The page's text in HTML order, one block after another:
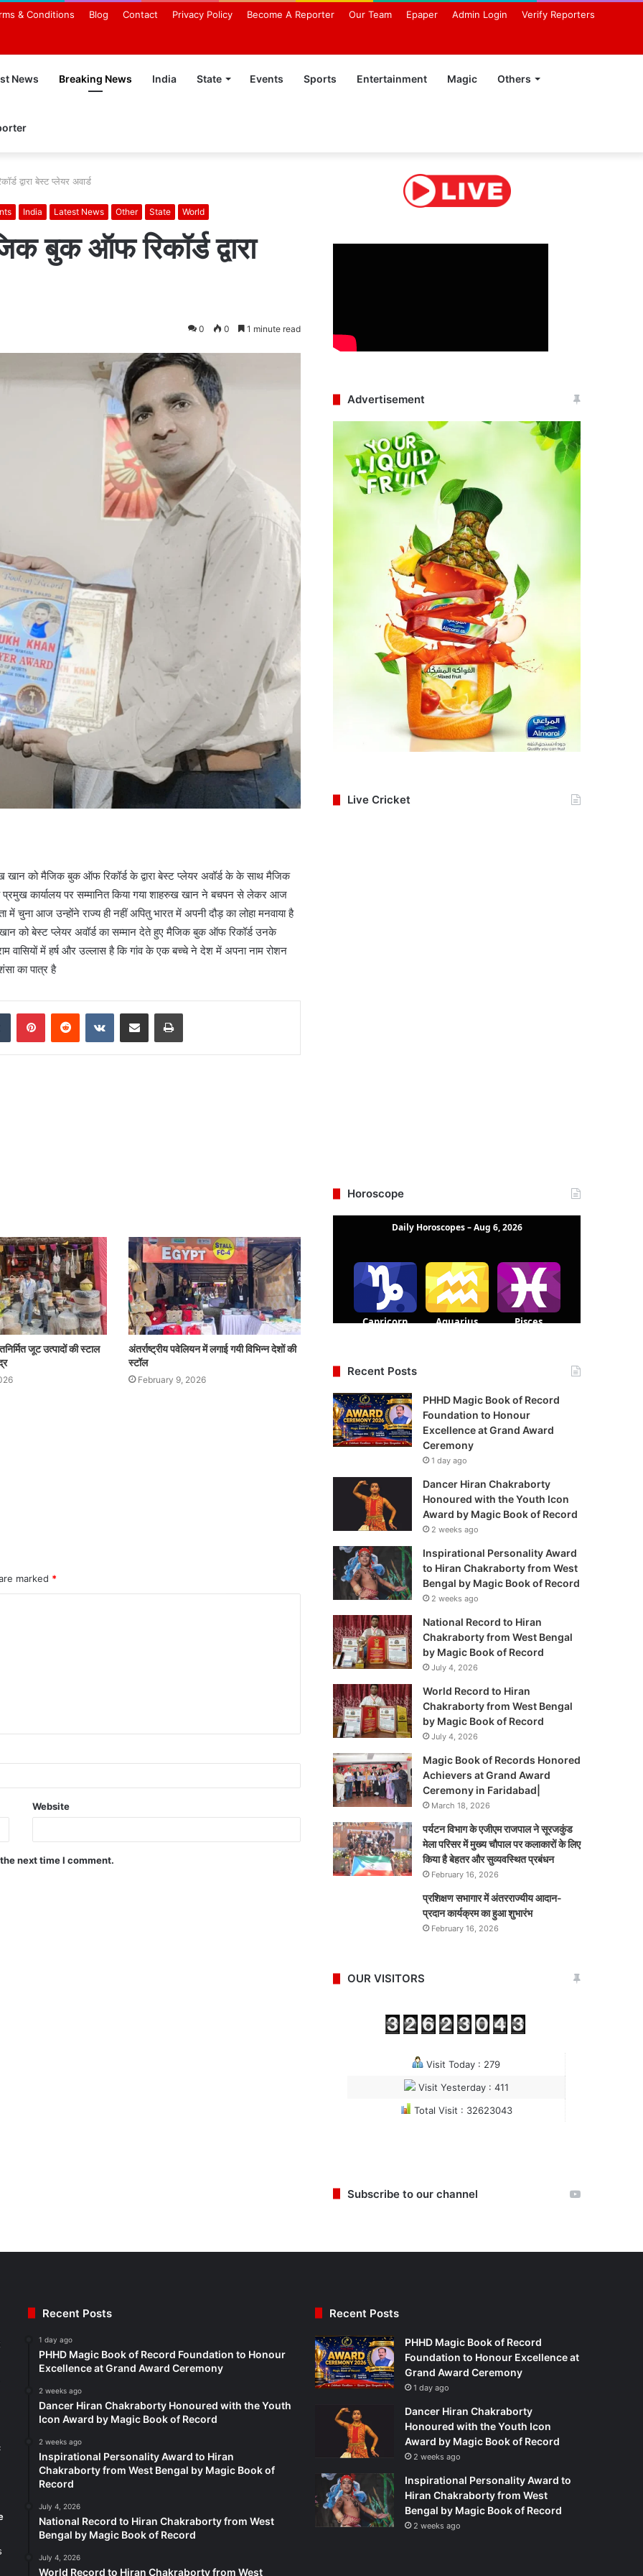
& Conditions Blog Contact Privacy Policy Become A Reporter Our Team Epaper Admin Login Verify Reporters
News Breaking News India State Events Sports Entertainment Magic Others
द्वारा बेस्ट प्लेयर अवार्ड
India Latest News Other State World
बुक ऑफ रिकॉर्ड द्वारा
0 0 1 minute read
को मैजिक बुक ऑफ रिकॉर्ड के द्वारा बेस्ट प्लेयर अवॉर्ड के के साथ मैजिक
प्रमुख कार्यालय पर सम्मानित किया गया शाहरुख खान ने बचपन से लेकर आज
आज उन्होंने राज्य ही नहीं अपितु भारत में अपनी दौड़ का लोहा मनवाया है
को बेस्ट प्लेयर अवॉर्ड का सम्मान देते हुए मैजिक बुक ऑफ रिकॉर्ड उनके
में हर्ष और उल्लास है कि गांव के एक बच्चे ने देश में अपना नाम रोशन
का पात्र है
Tumblr PinterestReddit VKontakteShare via Email Print
जूट उत्पादों की स्टाल
अंतर्राष्ट्रीय पवेलियन में लगाई गयी विभिन्न देशों की
स्टॉल
February 9, 2026
marked *
Website
next time I comment.
Advertisement
Live Cricket
Horoscope
Recent Posts
PHHD Magic Book of Record
Foundation to Honour
Excellence at Grand Award
Ceremony
1 day ago
Dancer Hiran Chakraborty
Honoured with the Youth Icon
Award by Magic Book of Record
2 weeks ago
Inspirational Personality Award
to Hiran Chakraborty from West
Bengal by Magic Book of Record
2 weeks ago
National Record to Hiran
Chakraborty from West Bengal
by Magic Book of Record
July 4, 2026
World Record to Hiran
Chakraborty from West Bengal
by Magic Book of Record
July 4, 2026
Magic Book of Records Honored
Achievers at Grand Award
Ceremony in Faridabad|
March 18, 2026
पर्यटन विभाग के एजीएम राजपाल ने सूरजकुंड
मेला परिसर में मुख्य चौपाल पर कलाकारों के लिए
किया है बेहतर और सुव्यवस्थित प्रबंधन
February 16, 2026
प्रशिक्षण सभागार में अंतरराज्यीय आदान-
प्रदान कार्यक्रम का हुआ शुभारंभ
February 16, 2026
OUR VISITORS
Visit Today : 279
Visit Yesterday : 411
Total Visit : 32623043
Subscribe to our channel
Recent Posts
1 day ago
PHHD Magic Book of Record Foundation to Honour
Excellence at Grand Award Ceremony
2 weeks ago
Dancer Hiran Chakraborty Honoured with the Youth
Icon Award by Magic Book of Record
2 weeks ago
Inspirational Personality Award to Hiran
Chakraborty from West Bengal by Magic Book of
Record
July 4, 2026
National Record to Hiran Chakraborty from West
Bengal by Magic Book of Record
July 4, 2026
World Record to Hiran Chakraborty from West
Recent Posts
PHHD Magic Book of Record
Foundation to Honour Excellence at
Grand Award Ceremony
1 day ago
Dancer Hiran Chakraborty
Honoured with the Youth Icon
Award by Magic Book of Record
2 weeks ago
Inspirational Personality Award to
Hiran Chakraborty from West
Bengal by Magic Book of Record
2 weeks ago